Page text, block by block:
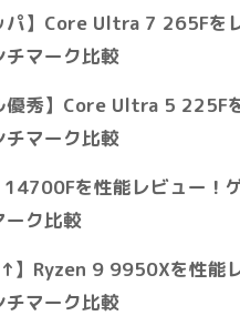
パ】Core Ultra 7 265Fを
チマーク比較
優秀】Core Ultra 5 225F
チマーク比較
を性能レビュー！
ーク比較
】Ryzen 9 9950Xを性能
チマーク比較